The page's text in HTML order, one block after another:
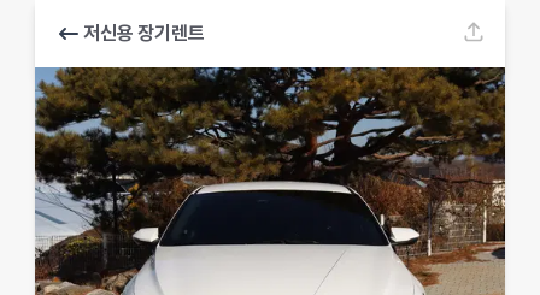
저신용 장기렌트